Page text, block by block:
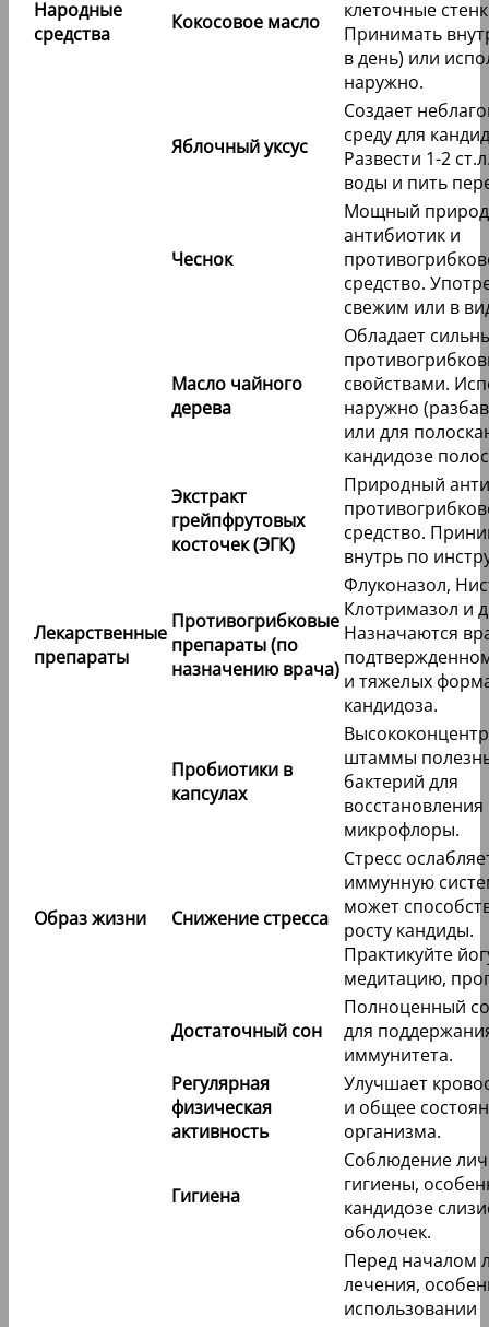
Народные
средства
Кокосовое масло
клеточные
Принимать
в день) или
наружно.
Яблочный уксус
Создает
среду для
Развести 1-2
воды и пить
Чеснок
Мощный
антибиотик и
средство.
свежим или в
Масло чайного
дерева
Обладает
свойствами.
наружно
или для
кандидозе
Экстракт
грейпфрутовых
косточек (ЭГК)
Природный
средство.
внутрь по
Лекарственные
препараты
Противогрибковые
препараты (по
назначению врача)
Флуконазол,
Клотримазол и
Назначаются
и тяжелых
кандидоза.
Пробиотики в
капсулах
штаммы
бактерий для
восстановления
микрофлоры.
Образ жизни Снижение стресса
Стресс
иммунную
может
росту кандиды.
Практикуйте
медитацию,
Достаточный сон
Полноценный
для
иммунитета.
Регулярная
физическая
активность
Улучшает
и общее
организма.
Гигиена
Соблюдение
гигиены,
кандидозе
оболочек.
Перед началом
лечения,
использовании